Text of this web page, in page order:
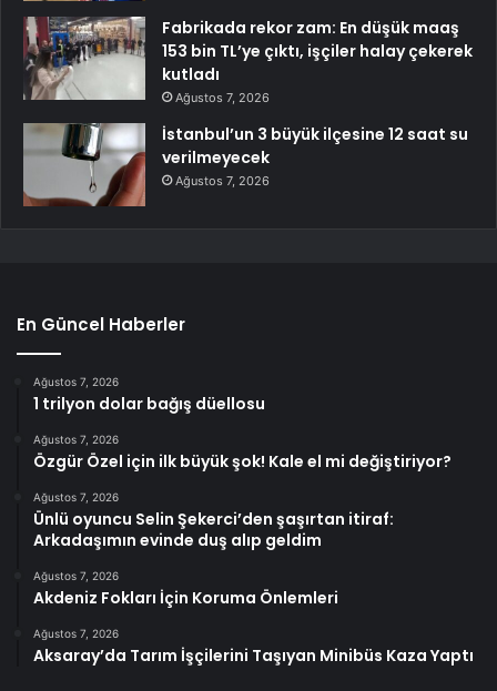
Fabrikada rekor zam: En düşük maaş
153 bin TL’ye çıktı, işçiler halay çekerek
kutladı
Ağustos 7, 2026
İstanbul’un 3 büyük ilçesine 12 saat su
verilmeyecek
Ağustos 7, 2026
En Güncel Haberler
Ağustos 7, 2026
1 trilyon dolar bağış düellosu
Ağustos 7, 2026
Özgür Özel için ilk büyük şok! Kale el mi değiştiriyor?
Ağustos 7, 2026
Ünlü oyuncu Selin Şekerci’den şaşırtan itiraf:
Arkadaşımın evinde duş alıp geldim
Ağustos 7, 2026
Akdeniz Fokları İçin Koruma Önlemleri
Ağustos 7, 2026
Aksaray’da Tarım İşçilerini Taşıyan Minibüs Kaza Yaptı